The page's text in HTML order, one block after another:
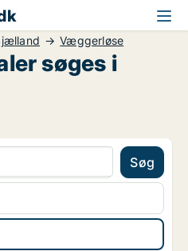
Væggerløse
søges i
Søg